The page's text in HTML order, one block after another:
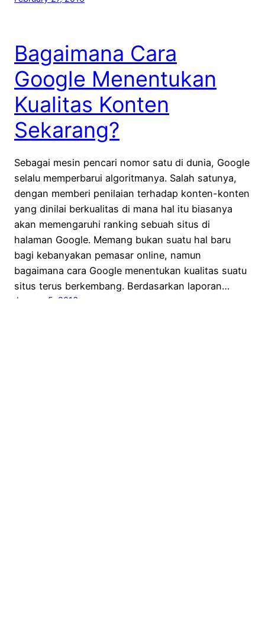
Bagaimana Cara
Google Menentukan
Kualitas Konten
Sekarang?
Sebagai mesin pencari nomor satu di dunia, Google
selalu memperbarui algoritmanya. Salah satunya,
dengan memberi penilaian terhadap konten-konten
yang dinilai berkualitas di mana hal itu biasanya
akan memengaruhi ranking sebuah situs di
halaman Google. Memang bukan suatu hal baru
bagi kebanyakan pemasar online, namun
bagaimana cara Google menentukan kualitas suatu
situs terus berkembang. Berdasarkan laporan…
January 5, 2016